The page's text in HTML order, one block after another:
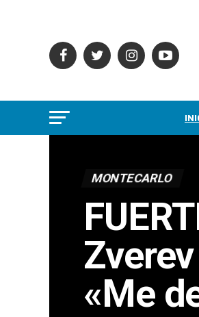
MONTECARLO
«Me